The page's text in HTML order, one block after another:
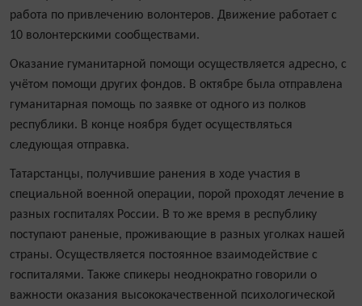
работа по привлечению волонтеров. Движение работает с
10 волонтерскими сообществами.
Оказание гуманитарной помощи осуществляется адресно, с
учётом помощи других фондов. В октябре была отправлена
гуманитарная помощь по заявке от одного из полков
республики. В конце ноября будет осуществляться
следующая отправка.
Татарстанцы, получившие ранения в ходе участия в
специальной военной операции, порой проходят лечение в
разных госпиталях России. В то же время в республику
поступают раненые, проживающие в разных уголках нашей
страны. Осуществляется постоянное взаимодействие с
госпиталями. Также спикеры неоднократно говорили о
важности оказания высококачественной психологической